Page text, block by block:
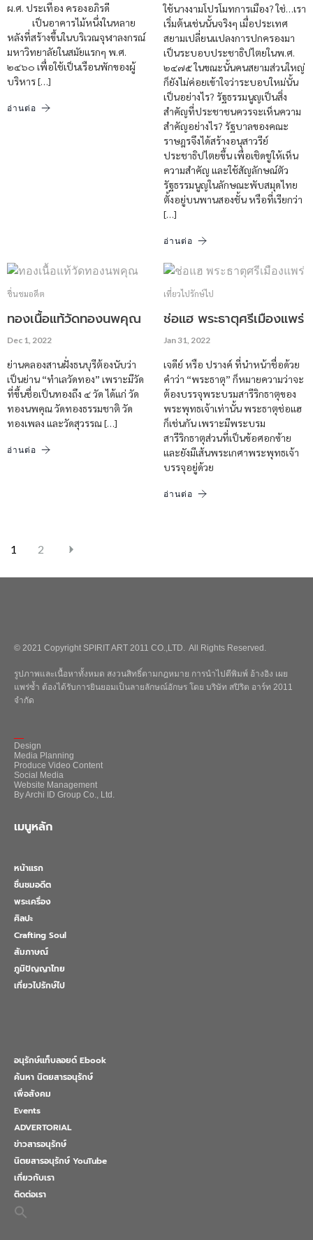
ผ.ศ. ประเทือง ครองอภิรดี
เป็นอาคารไม้หนึ่งในหลาย
หลังที่สร้างขึ้นในบริเวณจุฬาลงกรณ์
มหาวิทยาลัยในสมัยแรกๆ พ.ศ.
๒๔๖๐ เพื่อใช้เป็นเรือนพักของผู้
บริหาร […]
อ่านต่อ
ใช้นางงามโปรโมทการเมือง? ใช่…เรา
เริ่มต้นเช่นนั้นจริงๆ เมื่อประเทศ
สยามเปลี่ยนแปลงการปกครองมา
เป็นระบอบประชาธิปไตยในพ.ศ.
๒๔๗๕ ในขณะนั้นคนสยามส่วนใหญ่
ก็ยังไม่ค่อยเข้าใจว่าระบอบใหม่นั้น
เป็นอย่างไร? รัฐธรรมนูญเป็นสิ่ง
สำคัญที่ประชาชนควรจะเห็นความ
สำคัญอย่างไร? รัฐบาลของคณะ
ราษฎรจึงได้สร้างอนุสาวรีย์
ประชาธิปไตยขึ้น เพื่อเชิดชูให้เห็น
ความสำคัญ และใช้สัญลักษณ์ตัว
รัฐธรรมนูญในลักษณะพับสมุดไทย
ตั้งอยู่บนพานสองชั้น หรือที่เรียกว่า
[…]
อ่านต่อ
ชื่นชมอดีต
ทองเนื้อแท้วัดทองนพคุณ
Dec 1, 2022
ย่านคลองสานฝั่งธนบุรีต้องนับว่า
เป็นย่าน “ทำเลวัดทอง” เพราะมีวัด
ที่ขึ้นชื่อเป็นทองถึง ๔ วัด ได้แก่ วัด
ทองนพคุณ วัดทองธรรมชาติ วัด
ทองเพลง และวัดสุวรรณ […]
อ่านต่อ
เที่ยวไปรักษ์ไป
ช่อแฮ พระธาตุศรีเมืองแพร่
Jan 31, 2022
เจดีย์ หรือ ปรางค์ ที่นำหน้าชื่อด้วย
คำว่า “พระธาตุ” ก็หมายความว่าจะ
ต้องบรรจุพระบรมสารีริกธาตุของ
พระพุทธเจ้าเท่านั้น พระธาตุช่อแฮ
ก็เช่นกัน เพราะมีพระบรม
สารีริกธาตุส่วนที่เป็นข้อศอกซ้าย
และยังมีเส้นพระเกศาพระพุทธเจ้า
บรรจุอยู่ด้วย
อ่านต่อ
1 2
© 2021 Copyright SPIRIT ART 2011 CO.,LTD. All Rights Reserved.
รูปภาพและเนื้อหาทั้งหมด สงวนสิทธิ์ตามกฎหมาย การนำไปตีพิมพ์ อ้างอิง เผย
แพร่ซ้ำ ต้องได้รับการยินยอมเป็นลายลักษณ์อักษร โดย บริษัท สปิริต อาร์ท 2011
จำกัด
Design
Media Planning
Produce Video Content
Social Media
Website Management
By Archi ID Group Co., Ltd.
เมนูหลัก
หน้าแรก
ชื่นชมอดีต
พระเครื่อง
ศิลปะ
Crafting Soul
สัมภาษณ์
ภูมิปัญญาไทย
เที่ยวไปรักษ์ไป
อนุรักษ์แท็บลอยด์ Ebook
ค้นหา นิตยสารอนุรักษ์
เพื่อสังคม
Events
ADVERTORIAL
ข่าวสารอนุรักษ์
นิตยสารอนุรักษ์ YouTube
เกี่ยวกับเรา
ติดต่อเรา
Search
for: